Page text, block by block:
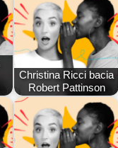
Christina Ricci bacia
Robert Pattinson